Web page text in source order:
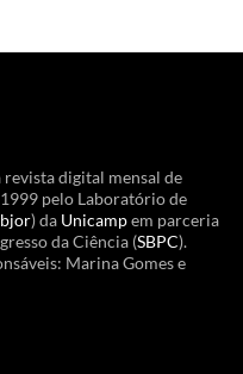
revista digital mensal de
pelo Laboratório de
) da Unicampem parceria
da Ciência (SBPC).
Marina Gomes e